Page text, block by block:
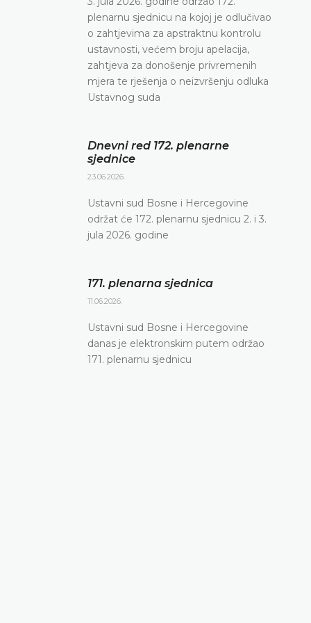
plenarnu sjednicu na kojoj je odlučivao
o zahtjevima za apstraktnu kontrolu
ustavnosti, većem broju apelacija,
zahtjeva za donošenje privremenih
mjera te rješenja o neizvršenju odluka
Ustavnog suda
Dnevni red 172. plenarne
sjednice
23.06.2026.
Ustavni sud Bosne i Hercegovine
održat će 172. plenarnu sjednicu 2. i 3.
jula 2026. godine
171. plenarna sjednica
11.06.2026.
Ustavni sud Bosne i Hercegovine
danas je elektronskim putem održao
171. plenarnu sjednicu